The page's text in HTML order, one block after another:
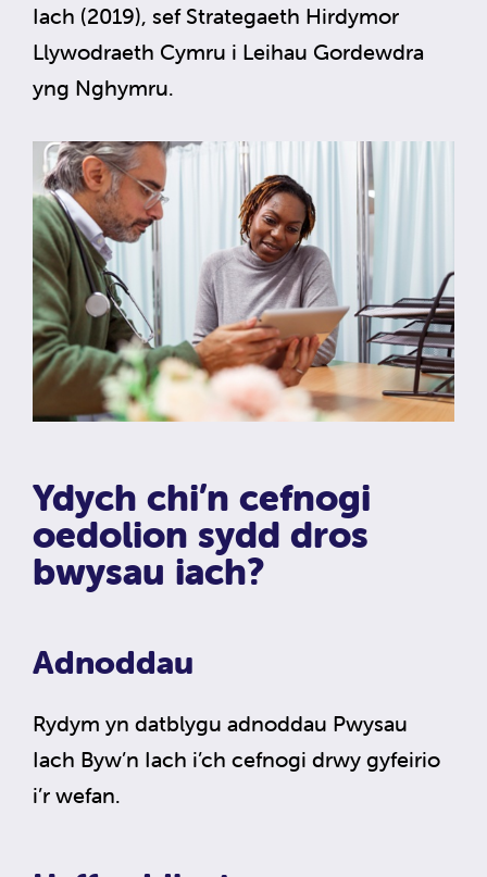
Iach (2019), sef Strategaeth Hirdymor
Llywodraeth Cymru i Leihau Gordewdra
yng Nghymru.
Ydych chi’n cefnogi
oedolion sydd dros
bwysau iach?
Adnoddau
Rydym yn datblygu adnoddau Pwysau
Iach Byw’n Iach i’ch cefnogi drwy gyfeirio
i’r wefan.